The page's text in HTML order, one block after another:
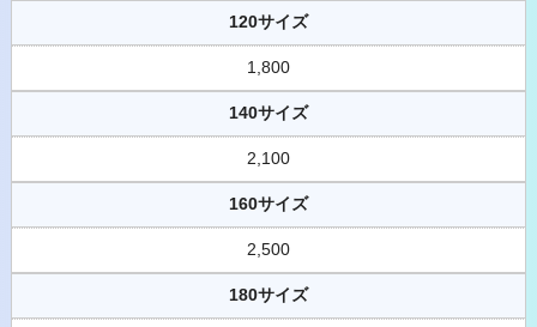
120サイズ
1,800
140サイズ
2,100
160サイズ
2,500
180サイズ